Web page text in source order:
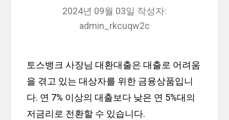
2024년 09월 03일 작성자:
admin_rkcuqw2c
토스뱅크 사장님 대환대출은 대출로 어려움
을 겪고 있는 대상자를 위한 금융상품입니
다. 연 7% 이상의 대출보다 낮은 연 5%대의
저금리로 전환할 수 있습니다.